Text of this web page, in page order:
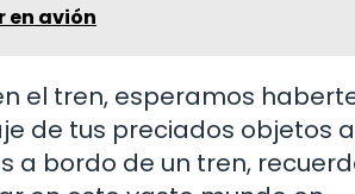
en avión
el tren, esperamos
de tus preciados objetos
a bordo de un tren,